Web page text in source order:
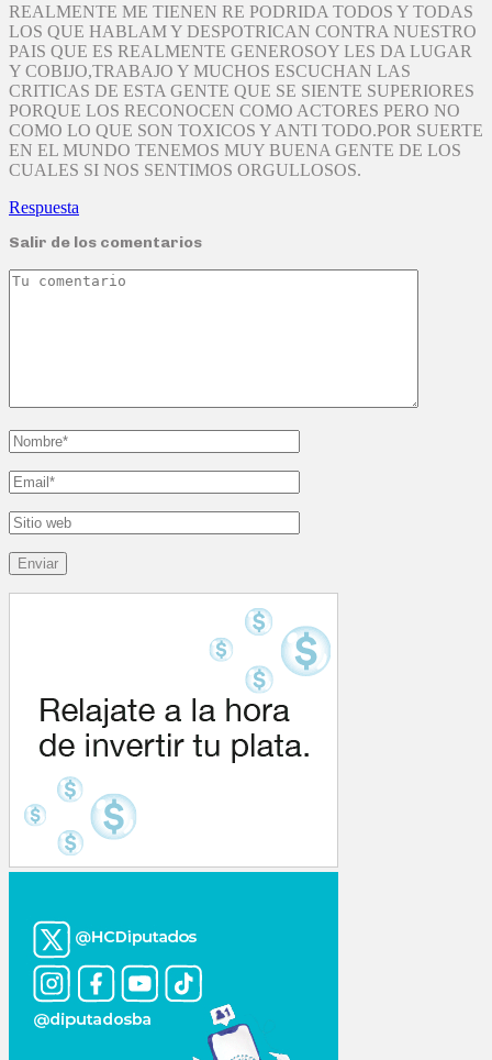
REALMENTE ME TIENEN RE PODRIDA TODOS Y TODAS
LOS QUE HABLAM Y DESPOTRICAN CONTRA NUESTRO
PAIS QUE ES REALMENTE GENEROSOY LES DA LUGAR
Y COBIJO,TRABAJO Y MUCHOS ESCUCHAN LAS
CRITICAS DE ESTA GENTE QUE SE SIENTE SUPERIORES
PORQUE LOS RECONOCEN COMO ACTORES PERO NO
COMO LO QUE SON TOXICOS Y ANTI TODO.POR SUERTE
EN EL MUNDO TENEMOS MUY BUENA GENTE DE LOS
CUALES SI NOS SENTIMOS ORGULLOSOS.
Respuesta
Salir de los comentarios